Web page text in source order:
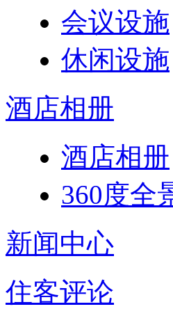
会议设施
休闲设施
酒店相册
酒店相册
360度全
新闻中心
住客评论